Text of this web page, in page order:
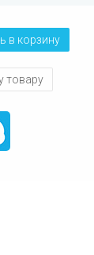
в корзину
товару